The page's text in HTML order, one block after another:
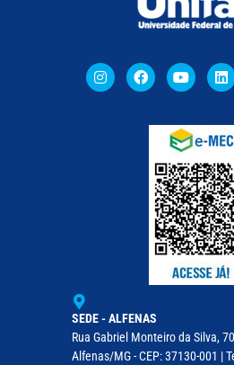
SEDE - ALFENAS
Rua Gabriel Monteiro da Silva,
Alfenas/MG - CEP: 37130-001 |